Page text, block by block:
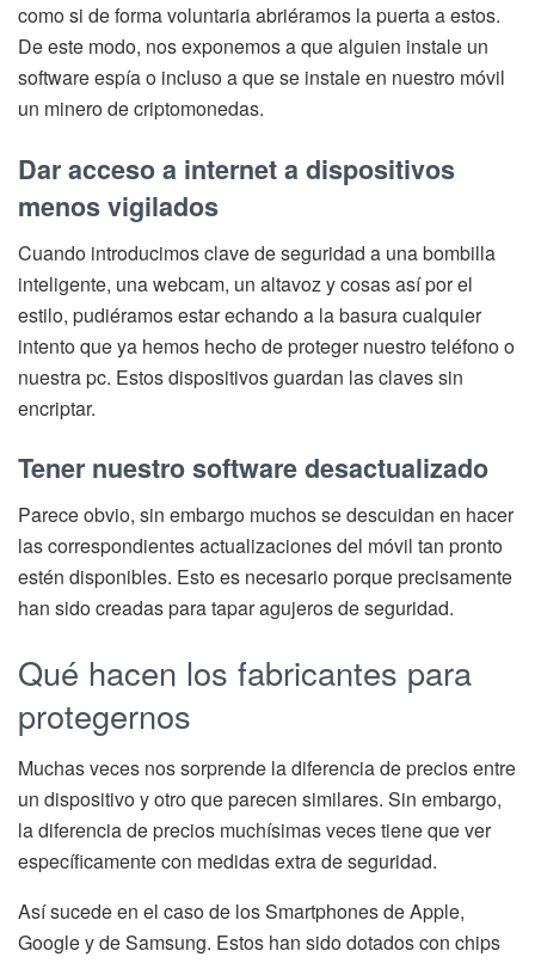
como si de forma voluntaria abriéramos la puerta a estos.
De este modo, nos exponemos a que alguien instale un
software espía o incluso a que se instale en nuestro móvil
un minero de criptomonedas.
Dar acceso a internet a dispositivos
menos vigilados
Cuando introducimos clave de seguridad a una bombilla
inteligente, una webcam, un altavoz y cosas así por el
estilo, pudiéramos estar echando a la basura cualquier
intento que ya hemos hecho de proteger nuestro teléfono o
nuestra pc. Estos dispositivos guardan las claves sin
encriptar.
Tener nuestro software desactualizado
Parece obvio, sin embargo muchos se descuidan en hacer
las correspondientes actualizaciones del móvil tan pronto
estén disponibles. Esto es necesario porque precisamente
han sido creadas para tapar agujeros de seguridad.
Qué hacen los fabricantes para
protegernos
Muchas veces nos sorprende la diferencia de precios entre
un dispositivo y otro que parecen similares. Sin embargo,
la diferencia de precios muchísimas veces tiene que ver
específicamente con medidas extra de seguridad.
Así sucede en el caso de los Smartphones de Apple,
Google y de Samsung. Estos han sido dotados con chips